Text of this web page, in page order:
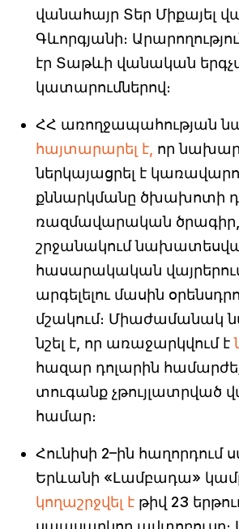
վանահայր Տեր Միքայել
Գևորգյանի։
էր Տաթևի վանական
կատարումներով։
ՀՀ առողջապահության
հայտարարել է, որ
ներկայացրել է
քննարկմանը ծխախոտի
ռազմավարական ծրագիր,
շրջանակում
հասարակական
արգելելու մասին
մշակում։ Միաժամանակ
նշել է, որ առաջարկվում է
հազար դոլարին
տուգանք չթույլատրված
համար։
Հունիսի 2–ին հաղորդում
Երևանի «Լամբադա»
կողաշրջվել է թիվ 23